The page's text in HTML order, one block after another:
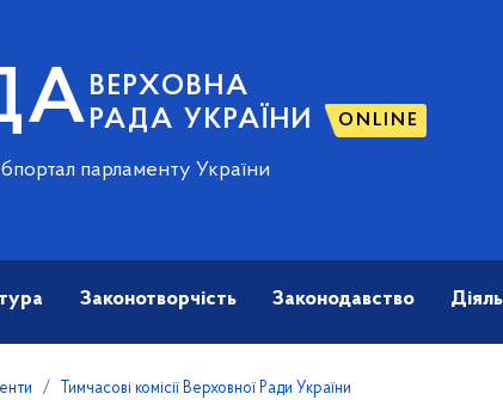
ВЕРХОВНА
РАДА УКРАЇНИ
ONLINE
парламенту України
Законотворчість Законодавство
Тимчасові комісії Верховної Ради України